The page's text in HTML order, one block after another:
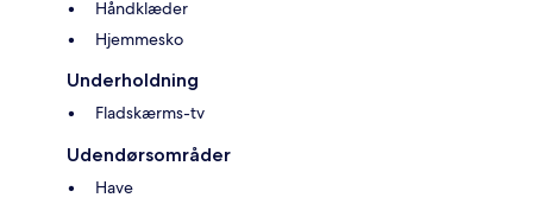
Håndklæder
Hjemmesko
Underholdning
Fladskærms-tv
Udendørsområder
Have